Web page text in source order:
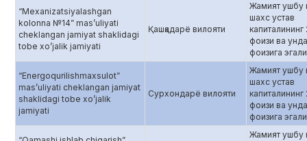
“Mexanizatsiyalashgan
kolonna №14” mas’uliyati
cheklangan jamiyat shaklidagi
tobe xo’jalik jamiyati
Қашқадарё вилояти
Жамият ушбу
шахс устав
капиталининг
фоизи ва
фоизига
“Energoqurilishmaxsulot”
mas’uliyati cheklangan jamiyat
shaklidagi tobe xo’jalik
jamiyati
Сурхондарё вилояти
Жамият ушбу
шахс устав
капиталининг
фоизи ва
фоизига
Жамият ушбу